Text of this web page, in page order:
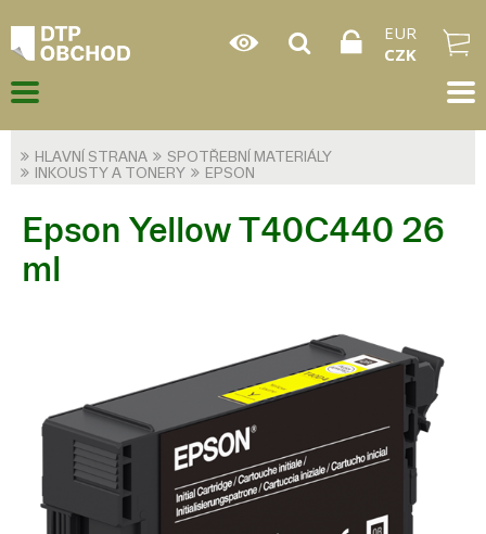
EUR
CZK
HLAVNÍ STRANA
SPOTŘEBNÍ MATERIÁLY
INKOUSTY A TONERY
EPSON
Epson Yellow T40C440 26
ml